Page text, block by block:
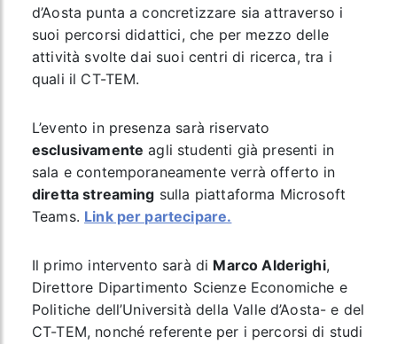
d’Aosta punta a concretizzare sia attraverso i
suoi percorsi didattici, che per mezzo delle
attività svolte dai suoi centri di ricerca, tra i
quali il CT-TEM.
L’evento in presenza sarà riservato
esclusivamente agli studenti già presenti in
sala e contemporaneamente verrà offerto in
diretta streaming sulla piattaforma Microsoft
Teams. Link per partecipare.
Il primo intervento sarà di Marco Alderighi,
Direttore Dipartimento Scienze Economiche e
Politiche dell’Università della Valle d’Aosta- e del
CT-TEM, nonché referente per i percorsi di studi